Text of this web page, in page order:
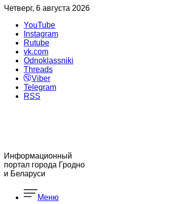
Четверг, 6 августа 2026
YouTube
Instagram
Rutube
vk.com
Odnoklassniki
Threads
Viber
Telegram
RSS
Информационный
портал города Гродно
и Беларуси
Меню